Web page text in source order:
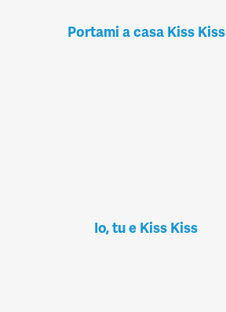
Portami a casa Kiss Kiss
Io, tu e Kiss Kiss